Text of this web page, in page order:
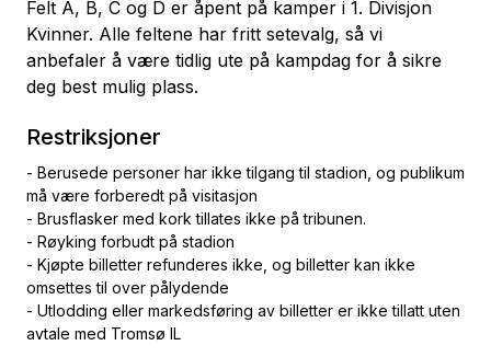
Felt A, B, C og D er åpent på kamper i 1. Divisjon
Kvinner. Alle feltene har fritt setevalg, så vi
anbefaler å være tidlig ute på kampdag for å sikre
deg best mulig plass.
Restriksjoner
- Berusede personer har ikke tilgang til stadion, og publikum
må være forberedt på visitasjon
- Brusflasker med kork tillates ikke på tribunen.
- Røyking forbudt på stadion
- Kjøpte billetter refunderes ikke, og billetter kan ikke
omsettes til over pålydende
- Utlodding eller markedsføring av billetter er ikke tillatt uten
avtale med Tromsø IL